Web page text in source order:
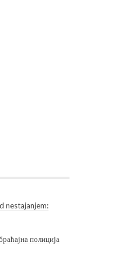
nestajanjem:
полиција